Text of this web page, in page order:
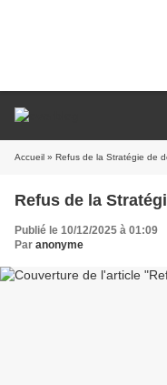
Accueil » Refus de la Stratégie de
Refus de la
Publié le 10/12/2025 à 01:09
Par anonyme